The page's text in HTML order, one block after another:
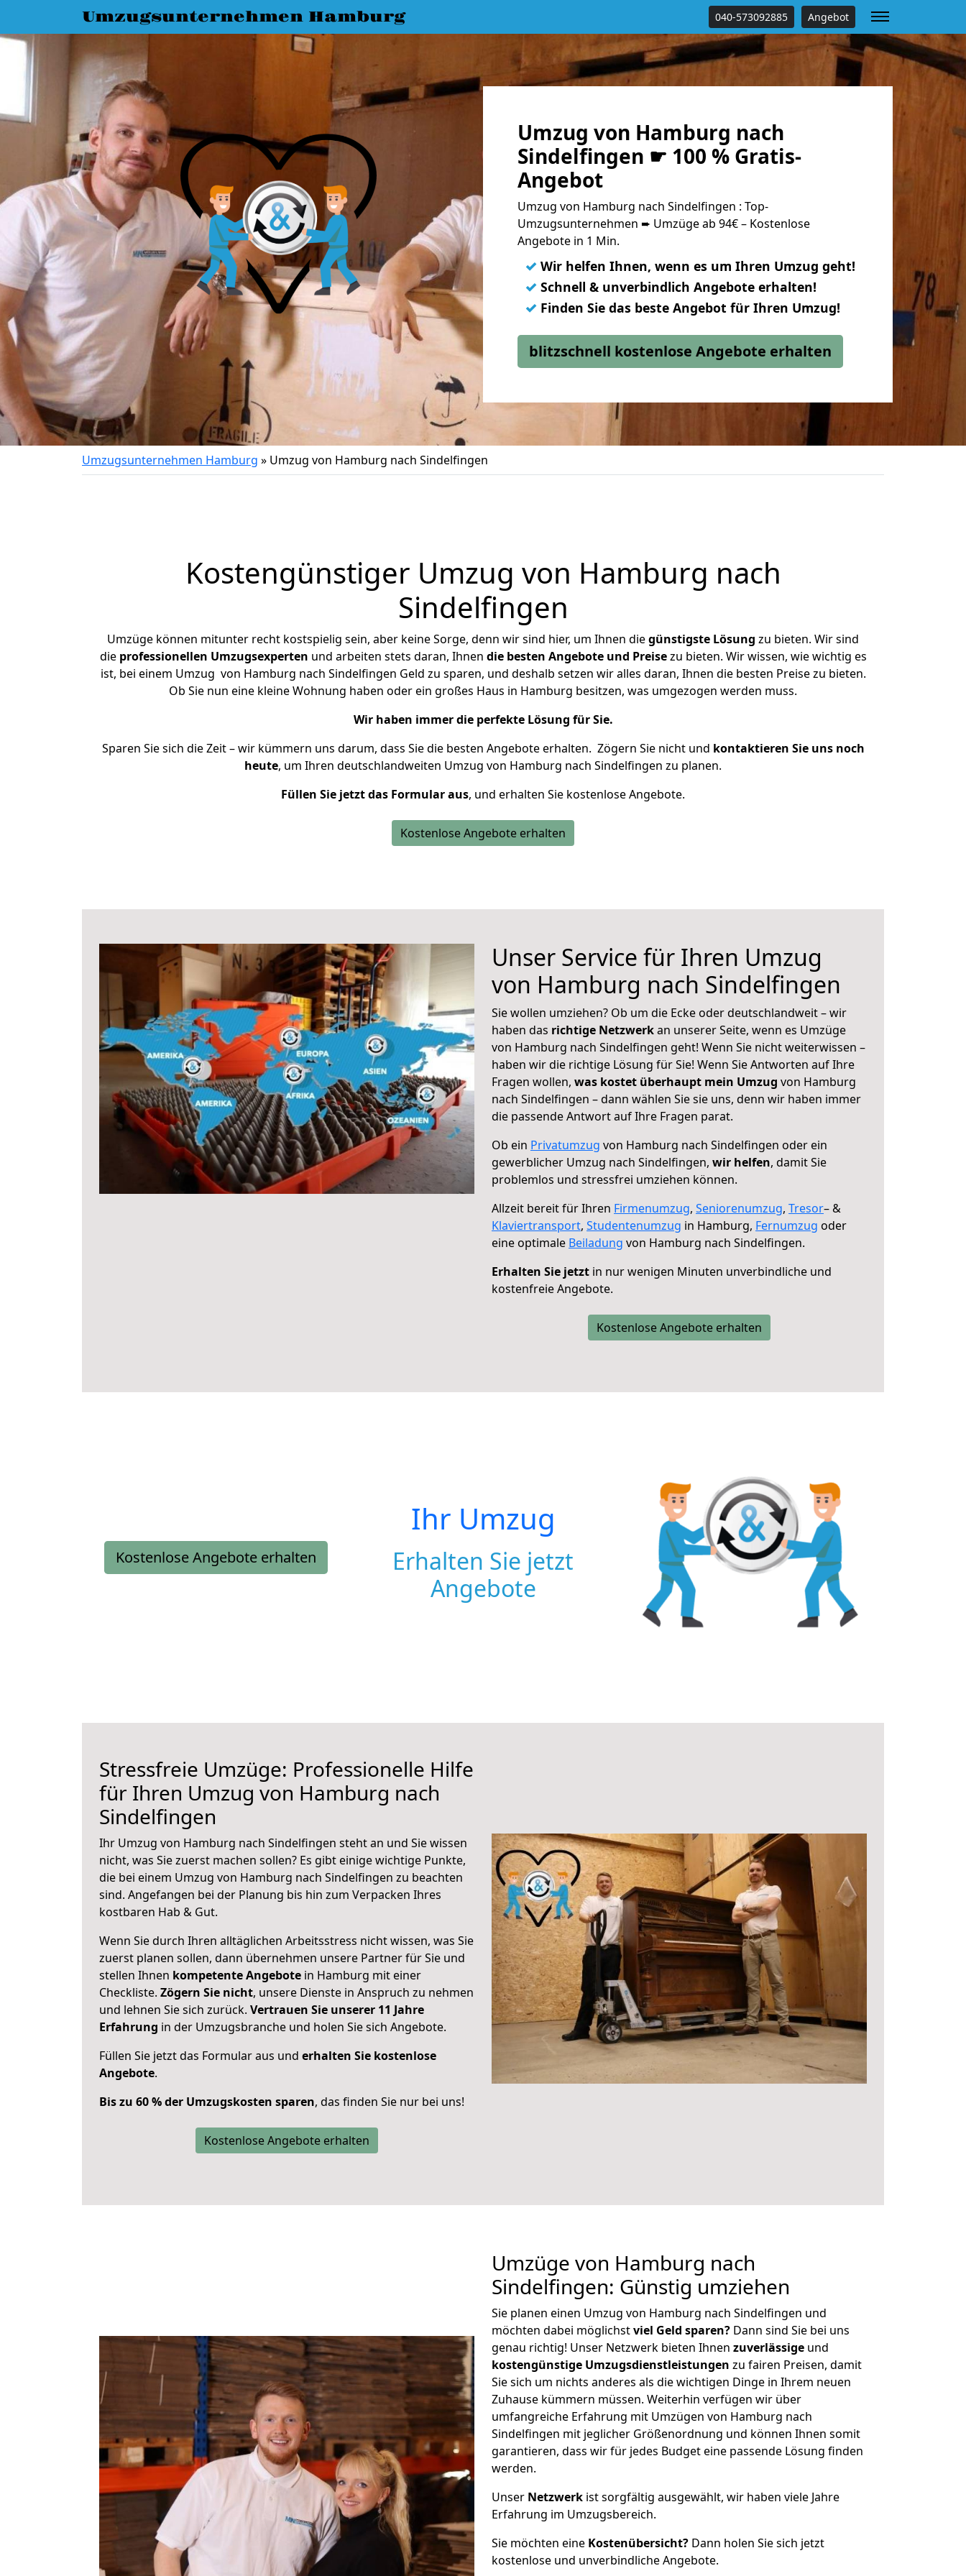
Umzugsunternehmen Hamburg 040-573092885 Angebot
Umzug von Hamburg nach
Sindelfingen ☛ 100 % Gratis-
Angebot
Umzug von Hamburg nach Sindelfingen : Top-
Umzugsunternehmen ➨ Umzüge ab 94€ – Kostenlose
Angebote in 1 Min.
✓ Wir helfen Ihnen, wenn es um Ihren Umzug geht!
✓ Schnell & unverbindlich Angebote erhalten!
✓ Finden Sie das beste Angebot für Ihren Umzug!
blitzschnell kostenlose Angebote erhalten
Umzugsunternehmen Hamburg » Umzug von Hamburg nach Sindelfingen
Kostengünstiger Umzug von Hamburg nach
Sindelfingen
Umzüge können mitunter recht kostspielig sein, aber keine Sorge, denn wir sind hier, um Ihnen diegünstigste Lösung zu bieten. Wir sind
die professionellen Umzugsexperten und arbeiten stets daran, Ihnen die besten Angebote und Preisezu bieten. Wir wissen, wie wichtig es
ist, bei einem Umzug von Hamburg nach Sindelfingen Geld zu sparen, und deshalb setzen wir alles daran, Ihnen die besten Preise zu bieten.
Ob Sie nun eine kleine Wohnung haben oder ein großes Haus in Hamburg besitzen, was umgezogen werden muss.
Wir haben immer die perfekte Lösung für Sie.
Sparen Sie sich die Zeit – wir kümmern uns darum, dass Sie die besten Angebote erhalten. Zögern Sie nicht und kontaktieren Sie uns noch
heute, um Ihren deutschlandweiten Umzug von Hamburg nach Sindelfingen zu planen.
Füllen Sie jetzt das Formular aus, und erhalten Sie kostenlose Angebote.
Kostenlose Angebote erhalten
Unser Service für Ihren Umzug
von Hamburg nach Sindelfingen
Sie wollen umziehen? Ob um die Ecke oder deutschlandweit – wir
haben das richtige Netzwerkan unserer Seite, wenn es Umzüge
von Hamburg nach Sindelfingen geht! Wenn Sie nicht weiterwissen –
haben wir die richtige Lösung für Sie! Wenn Sie Antworten auf Ihre
Fragen wollen, was kostet überhaupt mein Umzug von Hamburg
nach Sindelfingen – dann wählen Sie sie uns, denn wir haben immer
die passende Antwort auf Ihre Fragen parat.
Ob ein Privatumzug von Hamburg nach Sindelfingen oder ein
gewerblicher Umzug nach Sindelfingen, wir helfen, damit Sie
problemlos und stressfrei umziehen können.
Allzeit bereit für Ihren Firmenumzug, Seniorenumzug, Tresor– &
Klaviertransport, Studentenumzug in Hamburg, Fernumzug oder
eine optimale Beiladung von Hamburg nach Sindelfingen.
Erhalten Sie jetzt in nur wenigen Minuten unverbindliche und
kostenfreie Angebote.
Kostenlose Angebote erhalten
Kostenlose Angebote erhalten
Ihr Umzug
Erhalten Sie jetzt
Angebote
Stressfreie Umzüge: Professionelle Hilfe
für Ihren Umzug von Hamburg nach
Sindelfingen
Ihr Umzug von Hamburg nach Sindelfingen steht an und Sie wissen
nicht, was Sie zuerst machen sollen? Es gibt einige wichtige Punkte,
die bei einem Umzug von Hamburg nach Sindelfingen zu beachten
sind. Angefangen bei der Planung bis hin zum Verpacken Ihres
kostbaren Hab & Gut.
Wenn Sie durch Ihren alltäglichen Arbeitsstress nicht wissen, was Sie
zuerst planen sollen, dann übernehmen unsere Partner für Sie und
stellen Ihnen kompetente Angebote in Hamburg mit einer
Checkliste. Zögern Sie nicht, unsere Dienste in Anspruch zu nehmen
und lehnen Sie sich zurück. Vertrauen Sie unserer 11 Jahre
Erfahrung in der Umzugsbranche und holen Sie sich Angebote.
Füllen Sie jetzt das Formular aus und erhalten Sie kostenlose
Angebote.
Bis zu 60 % der Umzugskosten sparen, das finden Sie nur bei uns!
Kostenlose Angebote erhalten
Umzüge von Hamburg nach
Sindelfingen: Günstig umziehen
Sie planen einen Umzug von Hamburg nach Sindelfingen und
möchten dabei möglichstviel Geld sparen? Dann sind Sie bei uns
genau richtig! Unser Netzwerk bieten Ihnen zuverlässige und
kostengünstige Umzugsdienstleistungen zu fairen Preisen, damit
Sie sich um nichts anderes als die wichtigen Dinge in Ihrem neuen
Zuhause kümmern müssen. Weiterhin verfügen wir über
umfangreiche Erfahrung mit Umzügen von Hamburg nach
Sindelfingen mit jeglicher Größenordnung und können Ihnen somit
garantieren, dass wir für jedes Budget eine passende Lösung finden
werden.
Unser Netzwerk ist sorgfältig ausgewählt, wir haben viele Jahre
Erfahrung im Umzugsbereich.
Sie möchten eine Kostenübersicht? Dann holen Sie sich jetzt
kostenlose und unverbindliche Angebote.